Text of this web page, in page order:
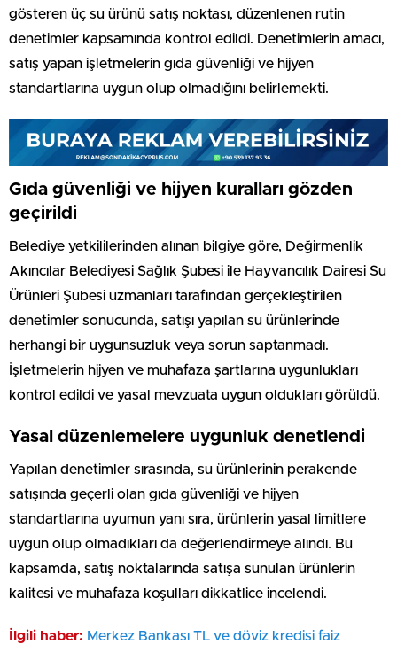
gösteren üç su ürünü satış noktası, düzenlenen rutin
denetimler kapsamında kontrol edildi. Denetimlerin amacı,
satış yapan işletmelerin gıda güvenliği ve hijyen
standartlarına uygun olup olmadığını belirlemekti.
Gıda güvenliği ve hijyen kuralları gözden
geçirildi
Belediye yetkililerinden alınan bilgiye göre, Değirmenlik
Akıncılar Belediyesi Sağlık Şubesi ile Hayvancılık Dairesi Su
Ürünleri Şubesi uzmanları tarafından gerçekleştirilen
denetimler sonucunda, satışı yapılan su ürünlerinde
herhangi bir uygunsuzluk veya sorun saptanmadı.
İşletmelerin hijyen ve muhafaza şartlarına uygunlukları
kontrol edildi ve yasal mevzuata uygun oldukları görüldü.
Yasal düzenlemelere uygunluk denetlendi
Yapılan denetimler sırasında, su ürünlerinin perakende
satışında geçerli olan gıda güvenliği ve hijyen
standartlarına uyumun yanı sıra, ürünlerin yasal limitlere
uygun olup olmadıkları da değerlendirmeye alındı. Bu
kapsamda, satış noktalarında satışa sunulan ürünlerin
kalitesi ve muhafaza koşulları dikkatlice incelendi.
İlgili haber: Merkez Bankası TL ve döviz kredisi faiz